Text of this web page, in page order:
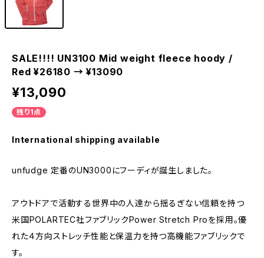
SALE!!!! UN3100 Mid weight fleece hoody /
Red ¥26180 → ¥13090
¥13,090
残り1点
International shipping available
unfudge 定番のUN3000にフーディが誕生しました。
アウトドアで活動する世界中の人達から揺るぎない信頼を持つ
米国POLARTEC社ファブリックPower Stretch Proを採用。優
れた４方向ストレッチ性能と保温力を持つ高機能ファブリックで
す。